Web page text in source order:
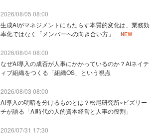
2026/08/05 08:00
生成AIがマネジメントにもたらす本質的変化は、業務効
率化ではなく「メンバーへの向き合い方」
NEW
2026/08/04 08:00
なぜAI導入の成否が人事にかかっているのか？AIネイテ
ィブ組織をつくる「組織OS」という視点
2026/08/03 08:00
AI導入の明暗を分けるものとは？松尾研究所×ビズリー
チが語る「AI時代の人的資本経営と人事の役割」
2026/07/31 17:30